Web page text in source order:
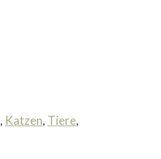
, Katzen, Tiere,